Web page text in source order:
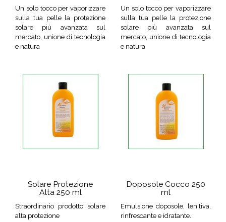
Un solo tocco per vaporizzare
sulla tua pelle la protezione
solare più avanzata sul
mercato, unione di tecnologia
e natura
Un solo tocco per vaporizzare
sulla tua pelle la protezione
solare più avanzata sul
mercato, unione di tecnologia
e natura
Solare Protezione
Alta 250 ml
Straordinario prodotto solare
alta protezione
Doposole Cocco 250
ml
Emulsione doposole, lenitiva,
rinfrescante e idratante.